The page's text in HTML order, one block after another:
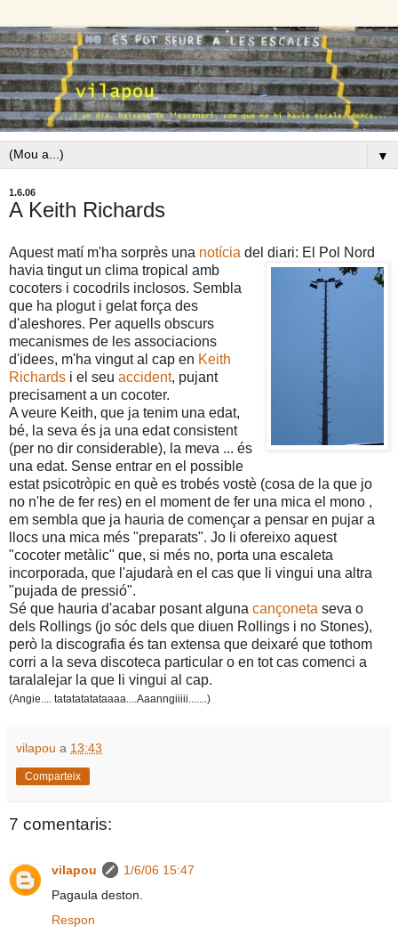
▼
1.6.06
A Keith Richards
Aquest matí m'ha sorprès una notícia del diari: El Pol Nord
havia tingut un clima tropical amb
cocoters i cocodrils inclosos. Sembla
que ha plogut i gelat força des
d'aleshores. Per aquells obscurs
mecanismes de les associacions
d'idees, m'ha vingut al cap en Keith
Richards i el seu accident, pujant
precisament a un cocoter.
A veure Keith, que ja tenim una edat,
bé, la seva és ja una edat consistent
(per no dir considerable), la meva ... és
una edat. Sense entrar en el possible
estat psicotròpic en què es trobés vostè (cosa de la que jo
no n'he de fer res) en el moment de fer una mica el mono ,
em sembla que ja hauria de començar a pensar en pujar a
llocs una mica més "preparats". Jo li ofereixo aquest
"cocoter metàlic" que, si més no, porta una escaleta
incorporada, que l'ajudarà en el cas que li vingui una altra
"pujada de pressió".
Sé que hauria d'acabar posant alguna cançoneta seva o
dels Rollings (jo sóc dels que diuen Rollings i no Stones),
però la discografia és tan extensa que deixaré que tothom
corri a la seva discoteca particular o en tot cas comenci a
taralalejar la que li vingui al cap.
(Angie.... tatatatatataaaa....Aaanngiiiii.......)
vilapou a 13:43
Comparteix
7 comentaris:
vilapou
1/6/06 15:47
Pagaula deston.
Respon